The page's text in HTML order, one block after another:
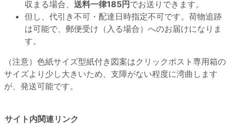
収まる場合、 送料一律185円 でお送りできます。
但し、代引き不可・配達日時指定不可です。荷物追跡
は可能で、郵便受け（入る場合）へのお届けになりま
す。
（注意）色紙サイズ型紙付き図案はクリックポスト専用箱の
サイズより少し大きいため、支障がない程度に湾曲します
が、発送可能です。
サイト内関連リンク